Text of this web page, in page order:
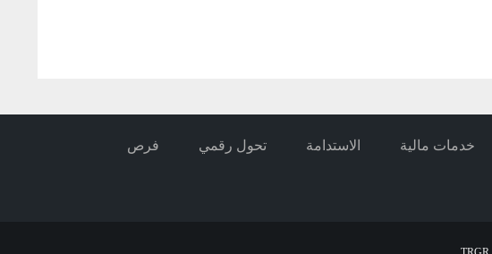
خدمات مالية الاستدامة تحول رقمي فرص